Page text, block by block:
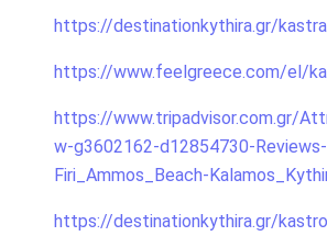
https://destinationkythira.gr/
https://www.feelgreece.com/el/
https://www.tripadvisor.com.gr/
w-g3602162-d12854730-Reviews-
Firi_Ammos_Beach-
https://destinationkythira.gr/